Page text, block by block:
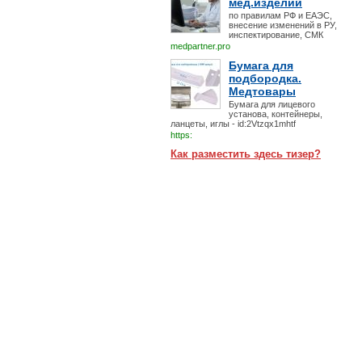
по правилам РФ и ЕАЭС,
внесение изменений в РУ,
инспектирование, СМК
medpartner.pro
Бумага для
подбородка.
Медтовары
Бумага для лицевого
установа, контейнеры,
ланцеты, иглы - id:2Vtzqx1mhtf
https:
Как разместить здесь тизер?